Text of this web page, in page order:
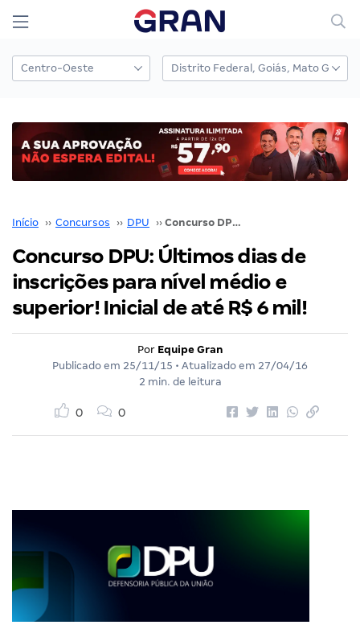
Início ›› Concursos ›› DPU ›› Concurso DPU: Últimos dias de inscrições para nível médio e superior! Inicial de até R$ 6 mil!
Concurso DPU: Últimos dias de
inscrições para nível médio e
superior! Inicial de até R$ 6 mil!
Por Equipe Gran
Publicado em 25/11/15 • Atualizado em 27/04/16
2 min. de leitura
0 0